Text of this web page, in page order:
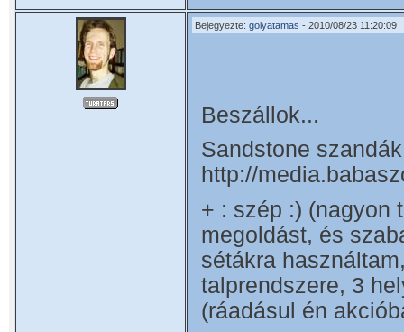
Bejegyezte: golyatamas - 2010/08/23 11:20:09
Beszállok...
Sandstone
http://
+ : szép :) (nagyon
megoldást, és
sétákra
talprendszere, 3
(ráadásul én